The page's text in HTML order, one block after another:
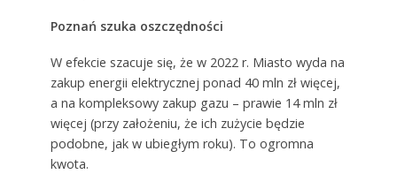
Poznań szuka oszczędności
W efekcie szacuje się, że w 2022 r. Miasto wyda na
zakup energii elektrycznej ponad 40 mln zł więcej,
a na kompleksowy zakup gazu – prawie 14 mln zł
więcej (przy założeniu, że ich zużycie będzie
podobne, jak w ubiegłym roku). To ogromna
kwota.